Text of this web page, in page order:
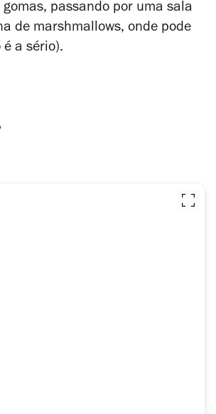
gomas, passando por uma sala
de marshmallows, onde pode
a sério).